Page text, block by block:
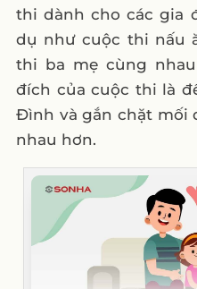
thi dành cho các gia
dụ như cuộc thi nấu
thi ba mẹ cùng
đích của cuộc thi là
Đình và gắn chặt mối
nhau hơn.